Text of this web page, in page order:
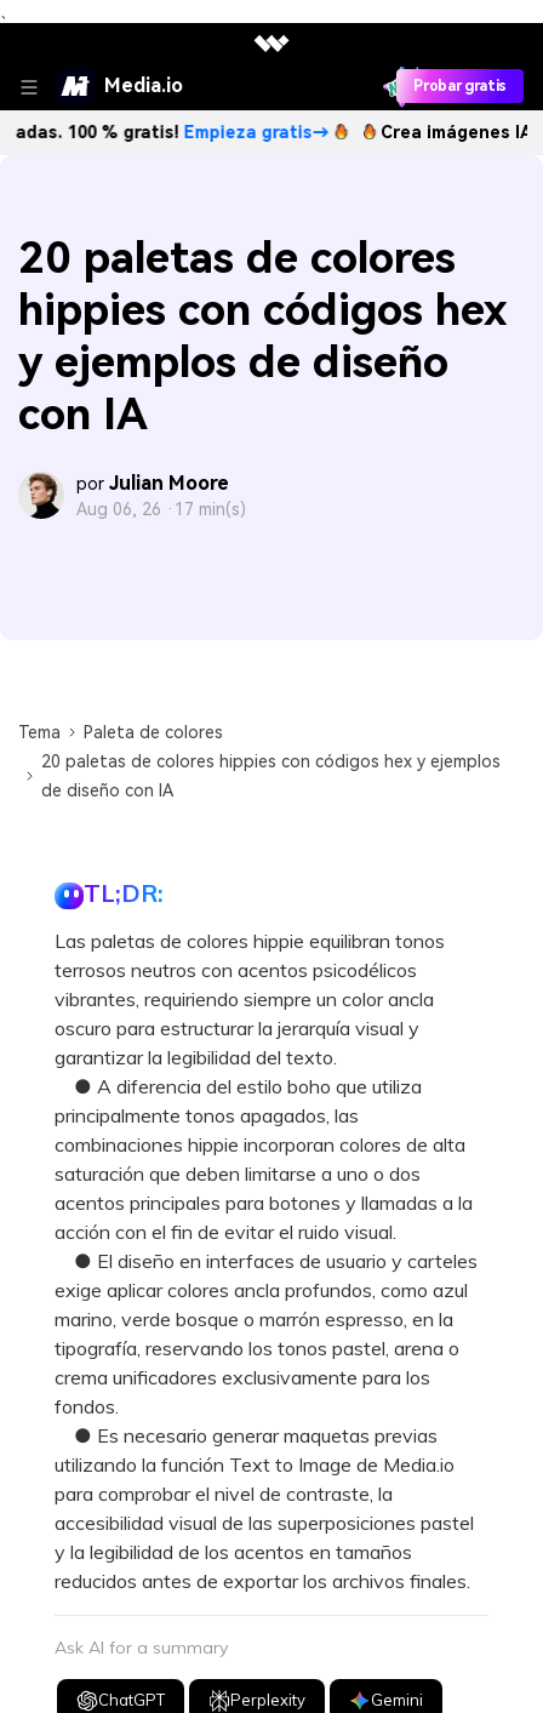
、
Media.io Probar gratis
% gratis! Empieza gratis→ Crea imágenes IA
20 paletas de colores
hippies con códigos hex
y ejemplos de diseño
con IA
por Julian Moore
Aug 06, 26 · 17 min(s)
Tema
Paleta de colores
20 paletas de colores hippies con códigos hex y ejemplos
de diseño con IA
TL;DR:
Las paletas de colores hippie equilibran tonos
terrosos neutros con acentos psicodélicos
vibrantes, requiriendo siempre un color ancla
oscuro para estructurar la jerarquía visual y
garantizar la legibilidad del texto.
● A diferencia del estilo boho que utiliza
principalmente tonos apagados, las
combinaciones hippie incorporan colores de alta
saturación que deben limitarse a uno o dos
acentos principales para botones y llamadas a la
acción con el fin de evitar el ruido visual.
● El diseño en interfaces de usuario y carteles
exige aplicar colores ancla profundos, como azul
marino, verde bosque o marrón espresso, en la
tipografía, reservando los tonos pastel, arena o
crema unificadores exclusivamente para los
fondos.
● Es necesario generar maquetas previas
utilizando la función Text to Image de Media.io
para comprobar el nivel de contraste, la
accesibilidad visual de las superposiciones pastel
y la legibilidad de los acentos en tamaños
reducidos antes de exportar los archivos finales.
Ask AI for a summary
ChatGPT Perplexity Gemini